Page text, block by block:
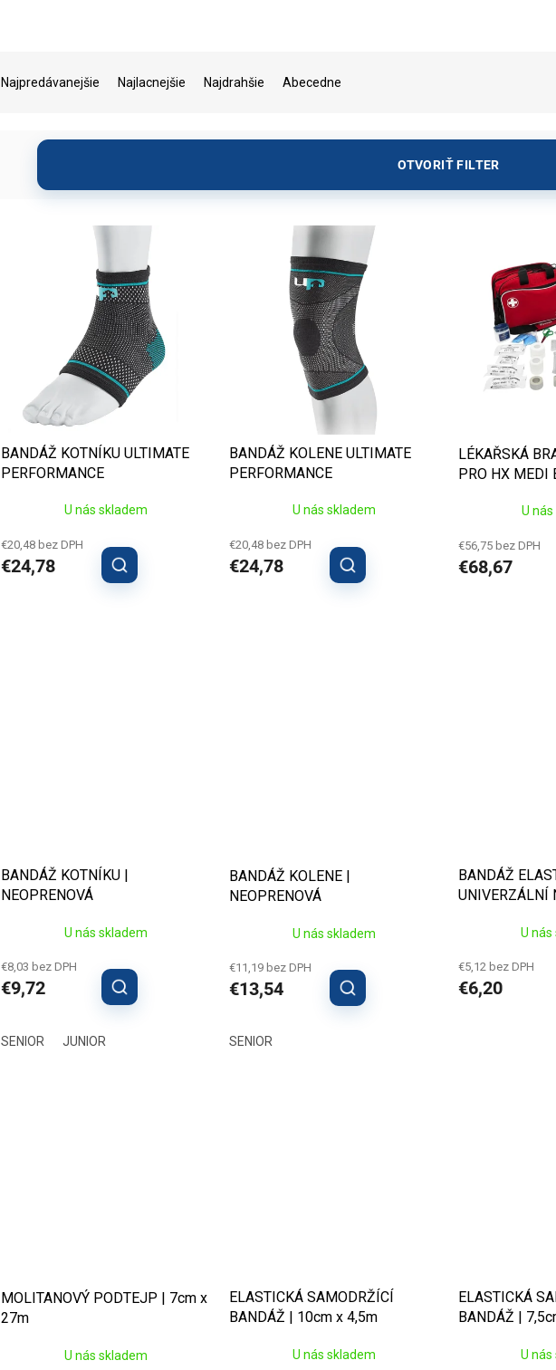
Najpredávanejšie Najlacnejšie Najdrahšie Abecedne
OTVORIŤ FILTER
BANDÁŽ KOTNÍKU ULTIMATE
PERFORMANCE
U nás skladem
€20,48 bez DPH
€24,78
BANDÁŽ KOLENE ULTIMATE
PERFORMANCE
U nás skladem
€20,48 bez DPH
€24,78
LÉKAŘSKÁ
PRO HX MEDI
U
€56,75 bez DPH
€68,67
BANDÁŽ KOTNÍKU |
NEOPRENOVÁ
U nás skladem
€8,03 bez DPH
€9,72
SENIOR JUNIOR
BANDÁŽ KOLENE |
NEOPRENOVÁ
U nás skladem
€11,19 bez DPH
€13,54
SENIOR
BANDÁŽ
UNIVERZÁLNÍ
U
€5,12 bez DPH
€6,20
MOLITANOVÝ PODTEJP | 7cm x
27m
U nás skladem
ELASTICKÁ SAMODRŽÍCÍ
BANDÁŽ | 10cm x 4,5m
U nás skladem
ELASTICKÁ
BANDÁŽ |
U